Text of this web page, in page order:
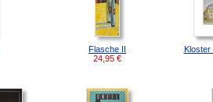
Flasche II
24,95 €
Kloster